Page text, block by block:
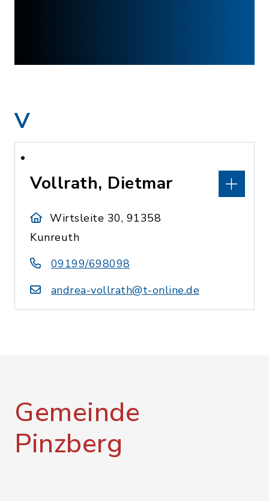
V
Vollrath, Dietmar
Wirtsleite 30, 91358
Kunreuth
09199/698098
andrea-vollrath@t-online.de
Gemeinde
Pinzberg